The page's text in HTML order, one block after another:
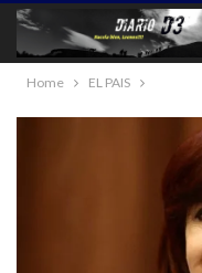
Home EL PAIS